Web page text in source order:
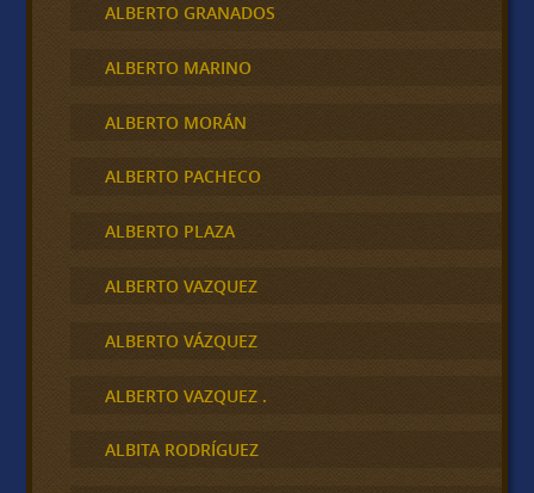
ALBERTO GRANADOS
ALBERTO MARINO
ALBERTO MORÁN
ALBERTO PACHECO
ALBERTO PLAZA
ALBERTO VAZQUEZ
ALBERTO VÁZQUEZ
ALBERTO VAZQUEZ .
ALBITA RODRÍGUEZ